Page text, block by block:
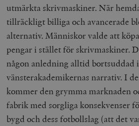
utmärkta skrivmaskiner. När
tillräckligt billiga och avancerade
alternativ. Människor valde att
pengar i stället för skrivmaskiner.
någon anledning alltid bortsuddad i
vänsterakademikernas narrativ. I
kommer den grymma marknaden
fabrik med sorgliga konsekvenser
bygd och dess fotbollslag (att det